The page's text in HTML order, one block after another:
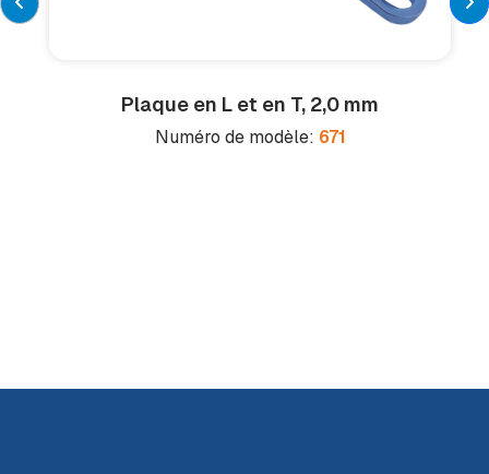
Plaque en L et en T, 2,0 mm
Numéro de modèle: 671